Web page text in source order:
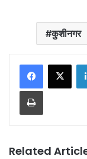
कुशीनगर
Print
Related